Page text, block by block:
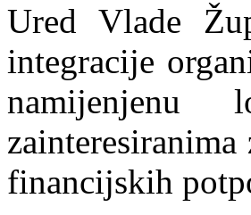
Ured Vlade
integracije
namijenjenu
financijskih